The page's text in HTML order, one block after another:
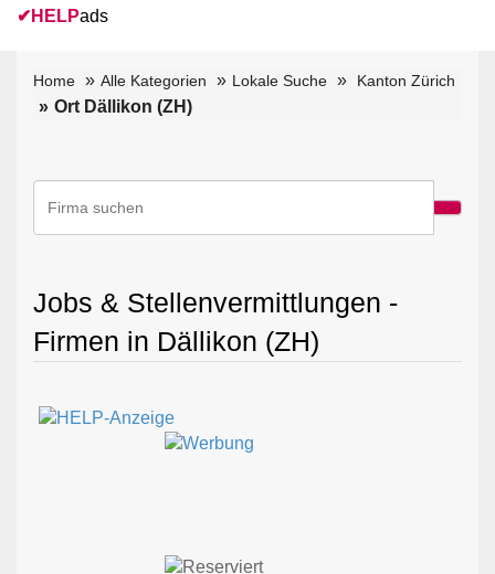
✔ HELPads
Home Alle Kategorien Lokale Suche Kanton Zürich
Ort Dällikon (ZH)
Jobs & Stellenvermittlungen -
Firmen in Dällikon (ZH)